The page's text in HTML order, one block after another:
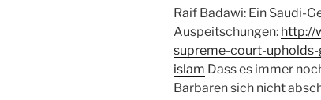
Raif Badawi: Ein Saudi-
Auspeitschungen: http://
supreme-court-
islam Dass es immer
Barbaren sich nicht